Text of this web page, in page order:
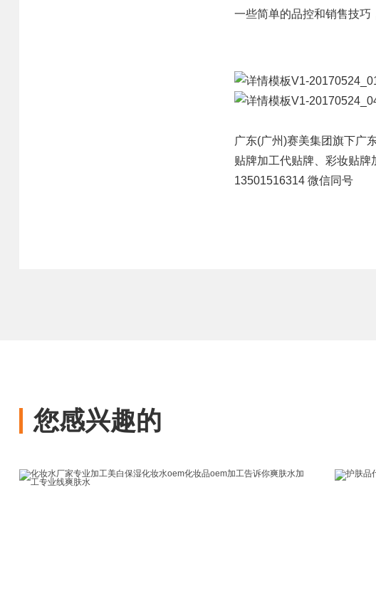
研发优势
产能优势
售后优势
创新优势
集万
赛美
一些简单的品控和销售技巧
广东(广州)赛美集团旗下广
贴牌加工代贴牌、 彩妆贴牌
13501516314 微信同号
您感兴趣的